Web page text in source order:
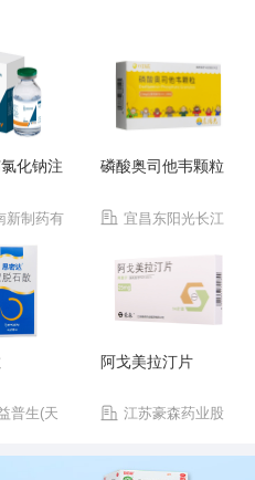
化钠注
新制药有
磷酸奥司他韦颗粒
宜昌东阳光长江
普生(天
阿戈美拉汀片
江苏豪森药业股